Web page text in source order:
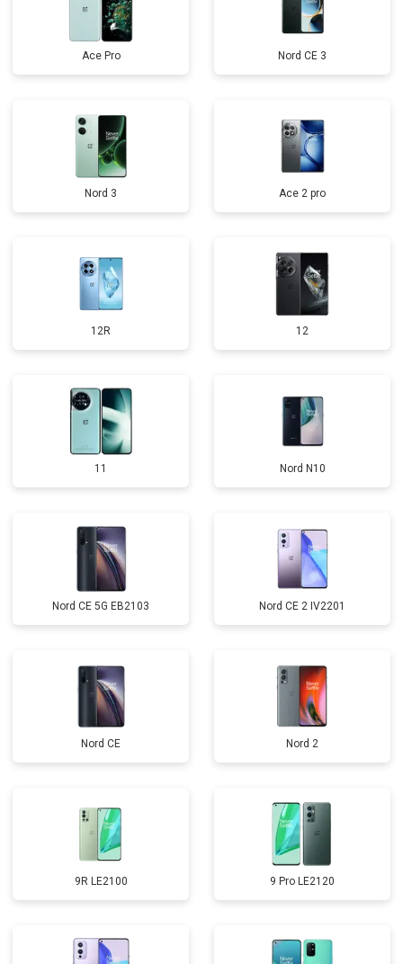
Ace Pro Nord CE 3
Nord 3 Ace 2 pro
12R 12
11 Nord N10
Nord CE 5G EB2103 Nord CE 2 IV2201
Nord CE Nord 2
9R LE2100 9 Pro LE2120